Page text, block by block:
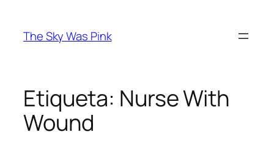
contenido
The Sky Was Pink
Etiqueta: Nurse With
Wound